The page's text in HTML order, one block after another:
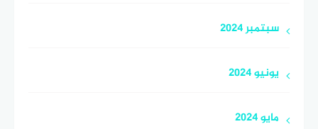
سبتمبر 2024
يونيو 2024
مايو 2024